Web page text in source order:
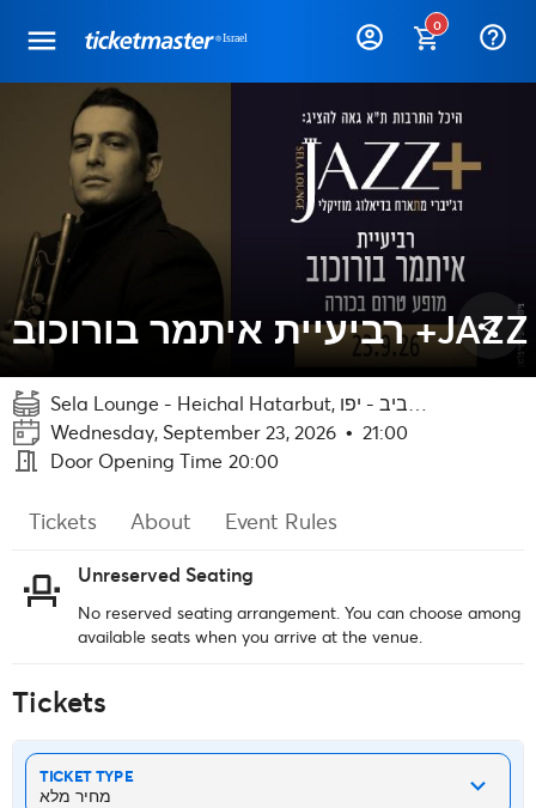
0 help_outline
Sela Lounge - Heichal Hatarbut, תל אביב - יפו
Wednesday, September 23, 2026 • 21:00
meeting_room Door Opening Time 20:00
share
רביעיית איתמר בורוכוב +JAZZ
Tickets About Event Rules
Unreserved Seating
No reserved seating arrangement. You can choose among
available seats when you arrive at the venue.
Tickets
מחיר מלא
TICKET TYPE